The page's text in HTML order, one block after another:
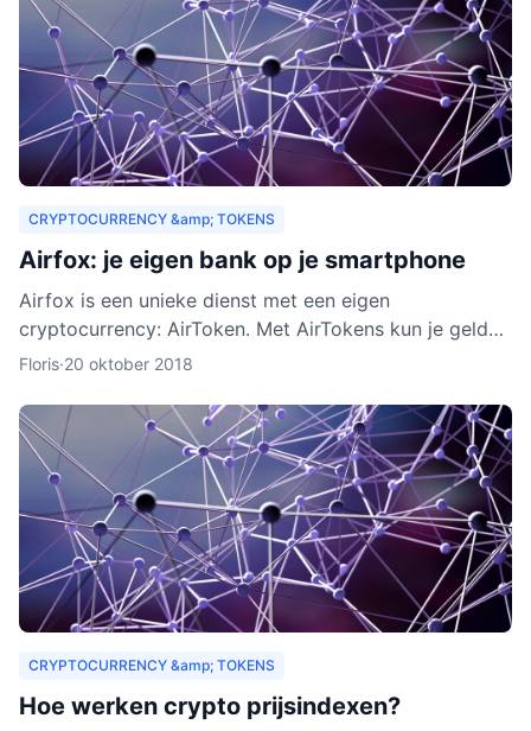
CRYPTOCURRENCY &amp; TOKENS
Airfox: je eigen bank op je smartphone
Airfox is een unieke dienst met een eigen
cryptocurrency: AirToken. Met AirTokens kun je geld
aan elkaar uitlenen, zonder tussenkomst van een bank.
Floris·20 oktober 2018
CRYPTOCURRENCY &amp; TOKENS
Hoe werken crypto prijsindexen?